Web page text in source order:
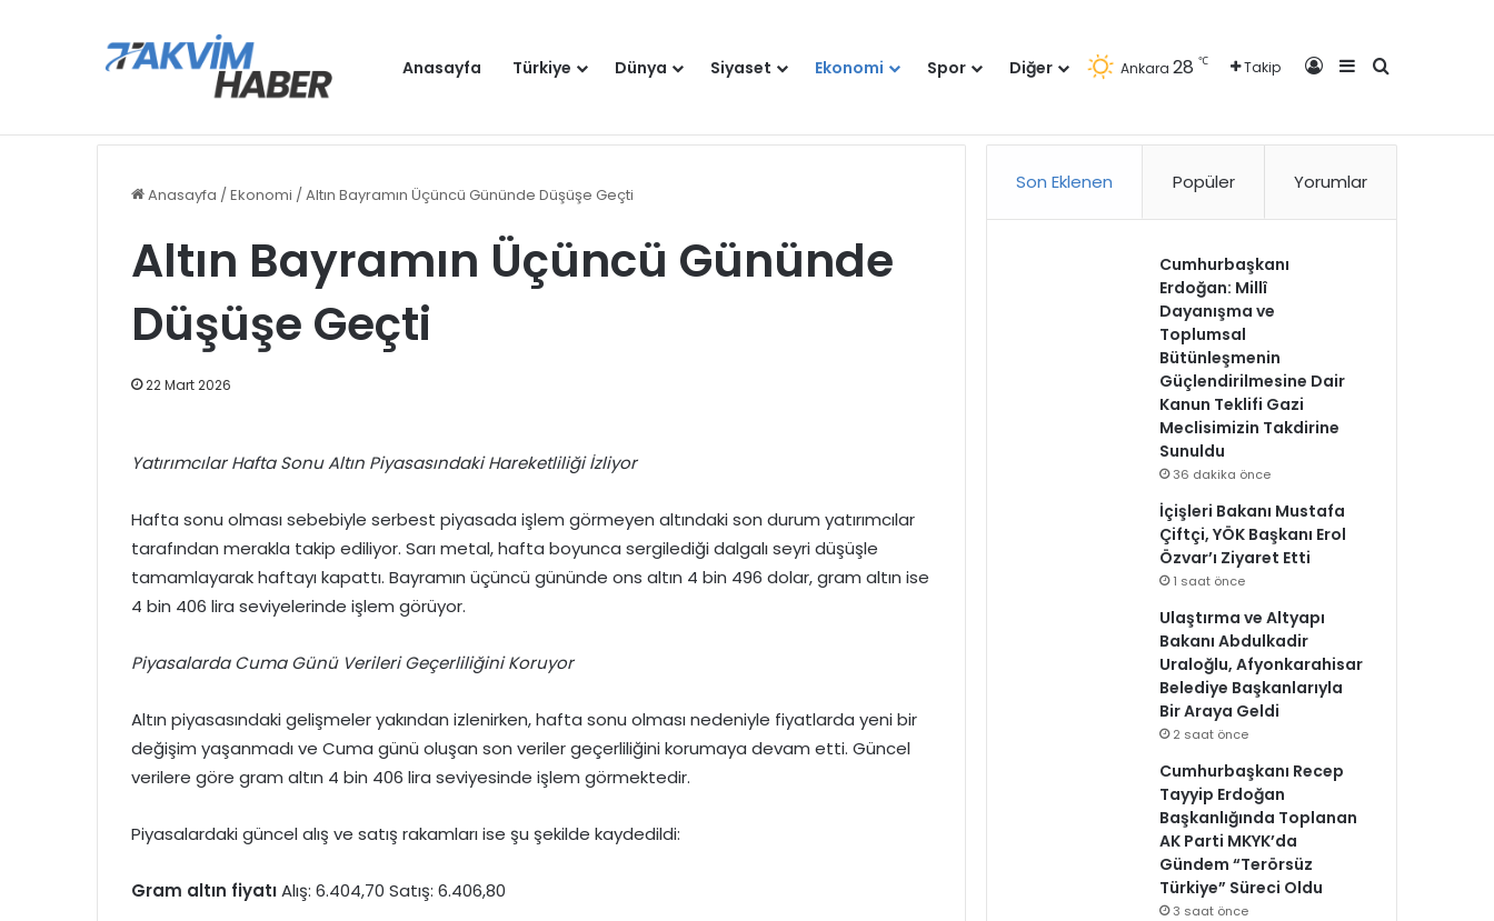
Anasayfa Türkiye Dünya Siyaset Ekonomi Spor Diğer Ankara 28 ℃ Takip Kayıt OlKenar Bölmesi
Arama yap
Anasayfa /Ekonomi /Altın Bayramın Üçüncü Gününde Düşüşe Geçti
Altın Bayramın Üçüncü Gününde
Düşüşe Geçti
22 Mart 2026
Yatırımcılar Hafta Sonu Altın Piyasasındaki Hareketliliği İzliyor
Hafta sonu olması sebebiyle serbest piyasada işlem görmeyen altındaki son durum yatırımcılar
tarafından merakla takip ediliyor. Sarı metal, hafta boyunca sergilediği dalgalı seyri düşüşle
tamamlayarak haftayı kapattı. Bayramın üçüncü gününde ons altın 4 bin 496 dolar, gram altın ise
4 bin 406 lira seviyelerinde işlem görüyor.
Piyasalarda Cuma Günü Verileri Geçerliliğini Koruyor
Altın piyasasındaki gelişmeler yakından izlenirken, hafta sonu olması nedeniyle fiyatlarda yeni bir
değişim yaşanmadı ve Cuma günü oluşan son veriler geçerliliğini korumaya devam etti. Güncel
verilere göre gram altın 4 bin 406 lira seviyesinde işlem görmektedir.
Piyasalardaki güncel alış ve satış rakamları ise şu şekilde kaydedildi:
Gram altın fiyatıAlış: 6.404,70 Satış: 6.406,80
Son Eklenen Popüler Yorumlar
Cumhurbaşkanı
Erdoğan: Millî
Dayanışma ve
Toplumsal
Bütünleşmenin
Güçlendirilmesine Dair
Kanun Teklifi Gazi
Meclisimizin Takdirine
Sunuldu
36 dakika önce
İçişleri Bakanı Mustafa
Çiftçi, YÖK Başkanı Erol
Özvar’ı Ziyaret Etti
1 saat önce
Ulaştırma ve Altyapı
Bakanı Abdulkadir
Uraloğlu, Afyonkarahisar
Belediye Başkanlarıyla
Bir Araya Geldi
2 saat önce
Cumhurbaşkanı Recep
Tayyip Erdoğan
Başkanlığında Toplanan
AK Parti MKYK’da
Gündem “Terörsüz
Türkiye” Süreci Oldu
3 saat önce